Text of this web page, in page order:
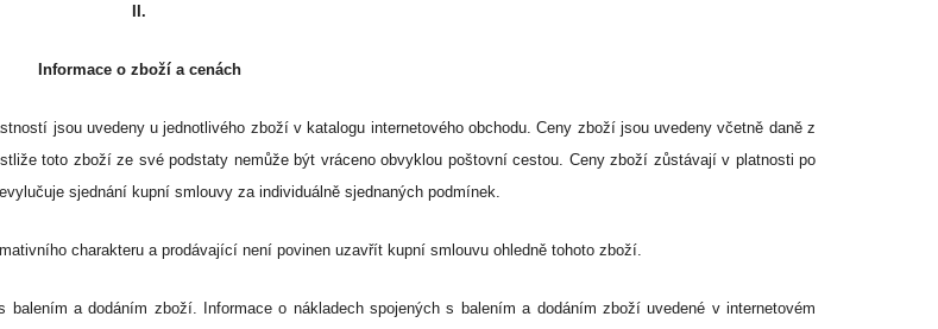
II.
Informace o zboží a cenách
jsou uvedeny u jednotlivého zboží v katalogu internetového obchodu. Ceny zboží jsou uvedeny včetně daně z
toto zboží ze své podstaty nemůže být vráceno obvyklou poštovní cestou. Ceny zboží zůstávají v platnosti po
sjednání kupní smlouvy za individuálně sjednaných podmínek.
charakteru a prodávající není povinen uzavřít kupní smlouvu ohledně tohoto zboží.
a dodáním zboží. Informace o nákladech spojených s balením a dodáním zboží uvedené v internetovém